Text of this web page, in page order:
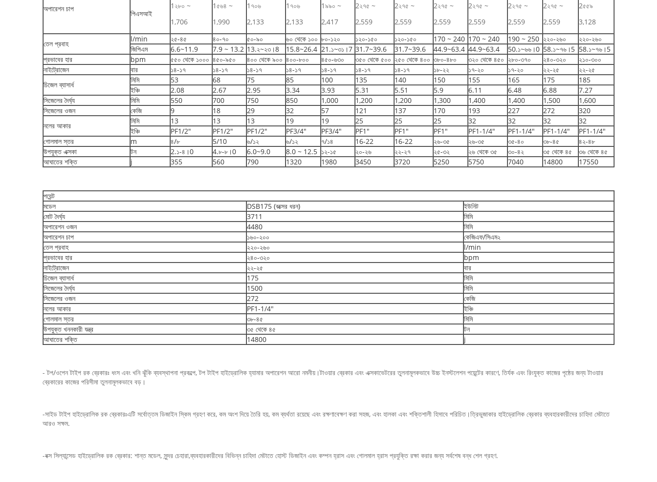
অপারেশন চাপ
পিএসআই
1২৮০ ~
1,706
1৫৬৪ ~
1,990
1৭০৬
2,133
1৭০৬
2,133
1৯৯০ ~
2,417
2২৭৫ ~
2,559
2২৭৫ ~
2,559
2২৭৫ ~
2,559
2২৭৫ ~
2,559
2২৭৫ ~
2,559
2২৭৫ ~
2,559
2৫৫৯
3,128
তেল প্রবাহ
l/min ২৫-৪৫ ৪০-৭০ ৫০-৯০ ৬০ থেকে ১০০ ৮০-১২০ ১২০-১৫০ ১২০-১৫০ 170 ~ 240 170 ~ 240 190 ~ 250 ২২০-২৬০
২২০-২৬০
জিপিএম
6.6~11.9 7.9 ~ 13.2 13.২~২৩।8 15.8~26.4 21.১~৩১।7 31.7~39.6 31.7~39.6 44.9~63.4 44.9~63.4 50.১~৬৬।0 58.১~৭৬।5 58.১~৭৬।5
প্রভাবের হার
bpm ৫৫০ থেকে ১০০০ ৪৫০-৯৫০ ৪০০ থেকে ৯০০ ৪০০-৮০০ ৪৫০-৬৩০ ৩৫০ থেকে ৫০০ ২৫০ থেকে ৪০০ ৩৮০-৪৮০ ৩২০ থেকে ৪৫০ ২৮০-৩৭০ ২৪০-৩২০
২১০-৩০০
নাইট্রোজেন
বার ১৪-১৭ ১৪-১৭ ১৪-১৭ ১৪-১৭ ১৪-১৭ ১৪-১৭ ১৪-১৭ ১৮-২২ ১৭-২০ ১৭-২০ ২২-২৫
২২-২৫
চিজেল ব্যাসার্ধ
মিমি 53 68 75 85 100 135 140 150 155 165 175
185
ইঞ্চি
2.08 2.67 2.95 3.34 3.93 5.31 5.51 5.9 6.11 6.48 6.88
7.27
সিজেলের দৈর্ঘ্য
মিমি 550 700 750 850 1,000 1,200 1,200 1,300 1,400 1,400 1,500
1,600
সিজেলের ওজন
কেজি 9 18 29 32 57 121 137 170 193 227 272
320
নলের আকার
মিমি 13 13 13 19 19 25 25 25 32 32 32
32
ইঞ্চি
PF1/2" PF1/2" PF1/2" PF3/4" PF3/4" PF1" PF1" PF1" PF1-1/4" PF1-1/4" PF1-1/4"
PF1-1/4"
গোলমাল স্তর
m ৪/৮ 5/10 ৬/১২ ৬/১২ ৭/১৪ 16-22 16-22 ২৬-৩৫ ২৬-৩৫ ৩৫-৪০ ৩৮-৪৫
৪২-৪৮
উপযুক্ত এক্সকা
টন 2.১-৪।0 4.৮-৮।0 6.0~9.0 8.0 ~ 12.5 ১২-১৫ ২০-২৬ ২২-২৭ ২৫-৩২ ২৬ থেকে ৩৫ ৩০-৪২ ৩৫ থেকে ৪৫
৩৬ থেকে ৪৫
আঘাতের শক্তি
j 355 560 790 1320 1980 3450 3720 5250 5750 7040 14800 17550
পয়েন্ট
মডেল
DSB175 (বক্সের ধরন)
ইউনিট
মোট দৈর্ঘ্য
3711
মিমি
অপারেশন ওজন
4480
মিমি
অপারেশন চাপ
১৬০-২০০
কেজিএফ/সিএম২
তেল প্রবাহ
২২০-২৬০
l/min
প্রভাবের হার
২৪০-৩২০
bpm
নাইট্রোজেন
২২-২৫
বার
চিজেল ব্যাসার্ধ
175
মিমি
সিজেলের দৈর্ঘ্য
1500
মিমি
সিজেলের ওজন
272
কেজি
নলের আকার
PF1-1/4"
ইঞ্চি
গোলমাল স্তর
৩৮-৪৫
মিমি
উপযুক্ত খননকারী যন্ত্র
৩৫ থেকে ৪৫
টন
আঘাতের শক্তি
14800 j
- টপ/ওপেন টাইপ রক ব্রেকারঃ ধংস এবং খনি ঝুঁকি ব্যবস্থাপনা প্রকল্পে, টপ টাইপ হাইড্রোলিক হ্যামার অপারেশন আরো নমনীয়।টাওয়ার ব্রেকার এবং এক্সকাভেটরের তুলনামূলকভাবে উচ্চ ইনস্টলেশন পয়েন্টের কারণে, তির্যক এবং রিংযুক্ত কাজের পৃষ্ঠের জন্য টাওয়ার
ব্রেকারের কাজের পরিসীমা তুলনামূলকভাবে বড়।
-সাইড টাইপ হাইড্রোলিক রক ব্রেকারঃএটি সর্বোত্তম ডিজাইন স্কিম গ্রহণ করে, কম অংশ দিয়ে তৈরি হয়, কম ব্যর্থতা রয়েছে এবং রক্ষণাবেক্ষণ করা সহজ, এবং হালকা এবং শক্তিশালী হিসাবে পরিচিত।ত্রিভুজাকার হাইড্রোলিক ব্রেকার ব্যবহারকারীদের চাহিদা মেটাতে
আরও সক্ষম.
-বক্স সিল্যান্সেড হাইড্রোলিক রক ব্রেকার: শান্ত মডেল, সুন্দর চেহারা,ব্যবহারকারীদের বিভিন্ন চাহিদা মেটাতে হোস্ট ডিজাইন এবং কম্পন হ্রাস এবং গোলমাল হ্রাস প্রযুক্তি রক্ষা করার জন্য সর্বশেষ বন্ধ শেল গ্রহণ.